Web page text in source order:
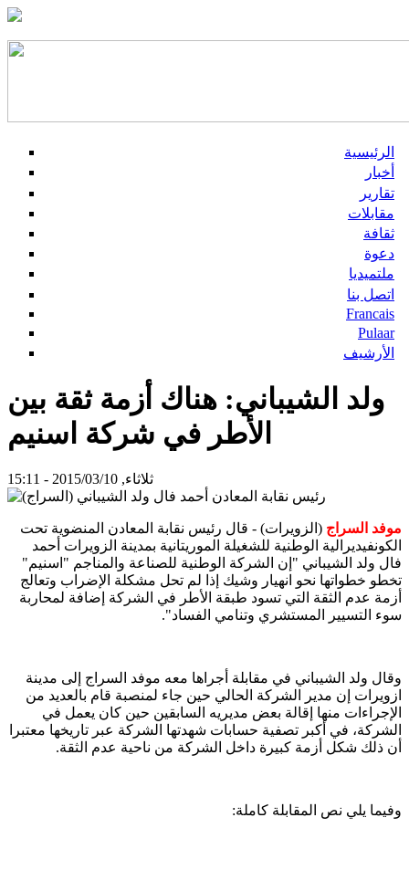
الرئيسية
أخبار
تقارير
مقابلات
ثقافة
دعوة
ملتميديا
اتصل بنا
Francais
Pulaar
الأرشيف
ولد الشيباني: هناك أزمة ثقة بين
الأطر في شركة اسنيم
ثلاثاء, 2015/03/10 - 15:11
موفد السراج (الزويرات) - قال رئيس نقابة المعادن المنضوية تحت
الكونفيديرالية الوطنية للشغيلة الموريتانية بمدينة الزويرات أحمد
فال ولد الشيباني "إن الشركة الوطنية للصناعة والمناجم "اسنيم"
تخطو خطواتها نحو انهيار وشيك إذا لم تحل مشكلة الإضراب وتعالج
أزمة عدم الثقة التي تسود طبقة الأطر في الشركة إضافة لمحاربة
سوء التسيير المستشري وتنامي الفساد".
وقال ولد الشيباني في مقابلة أجراها معه موفد السراج إلى مدينة
ازويرات إن مدير الشركة الحالي حين جاء لمنصبة قام بالعديد من
الإجراءات منها إقالة بعض مديريه السابقين حين كان يعمل في
الشركة، في أكبر تصفية حسابات شهدتها الشركة عبر تاريخها معتبرا
أن ذلك شكل أزمة كبيرة داخل الشركة من ناحية عدم الثقة.
وفيما يلي نص المقابلة كاملة: